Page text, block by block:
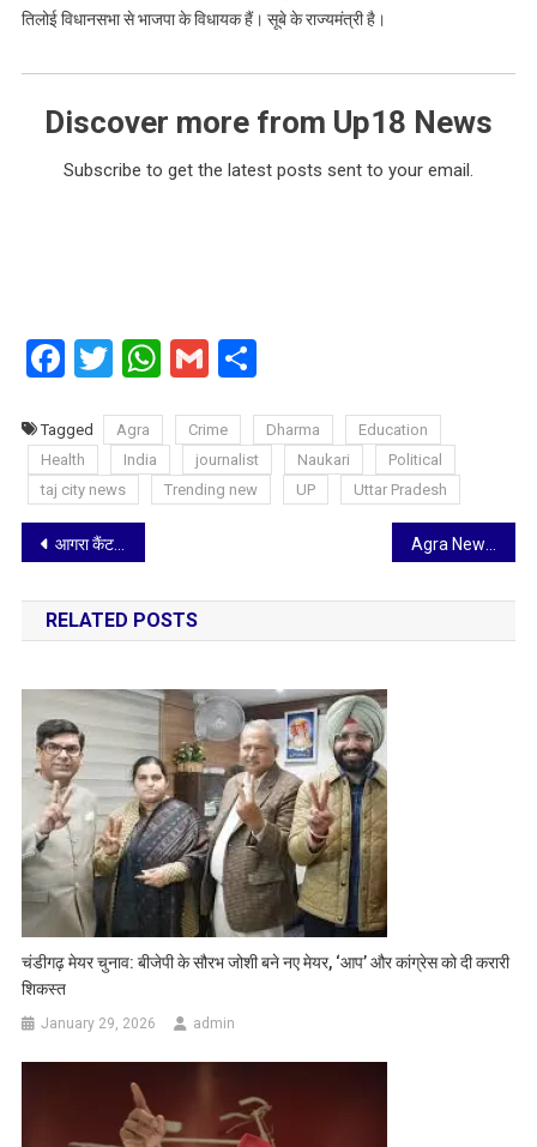
तिलोई विधानसभा से भाजपा के विधायक हैं। सूबे के राज्यमंत्री है।
Discover more from Up18 News
Subscribe to get the latest posts sent to your email.
Facebook
Twitter
WhatsApp
GmailShare
Tagged Agra Crime Dharma
Education
Health
India journalist Naukari
Political
taj city news
Trending new UP Uttar Pradesh
Post
navigation
आगरा कैंट स्टेशन के वेटिंग रूम के फर्श पर पड़ा हुआ मिला नवजात, माँ हुई गायब तो आरपीएफ बनी सहारा
RELATED POSTS
चंडीगढ़ मेयर चुनाव: बीजेपी के सौरभ जोशी बने नए मेयर, ‘आप’ और कांग्रेस को दी करारी
शिकस्त
January 29, 2026 admin